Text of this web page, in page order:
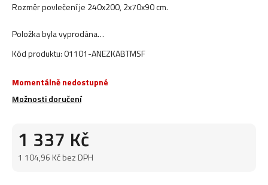
Rozměr povlečení je 240x200, 2x70x90 cm.
Položka byla vyprodána…
Kód produktu:01101-ANEZKABTMSF
Momentálně nedostupné
Možnosti doručení
1 337 Kč
1 104,96 Kč bez DPH